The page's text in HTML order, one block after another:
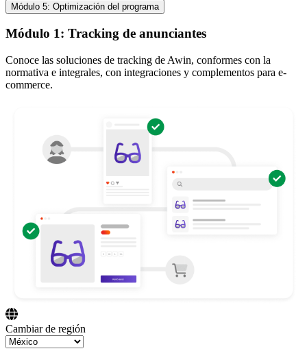
Módulo 5: Optimización del programa
Módulo 1: Tracking de anunciantes
Conoce las soluciones de tracking de Awin, conformes con la
normativa e integrales, con integraciones y complementos para e-
commerce.
Cambiar de región